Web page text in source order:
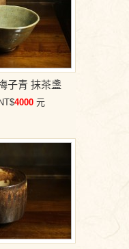
子青 抹茶盞
4000 元